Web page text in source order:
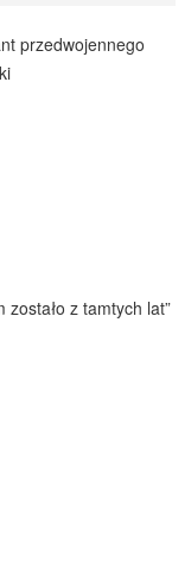
przedwojennego
zostało z tamtych lat”